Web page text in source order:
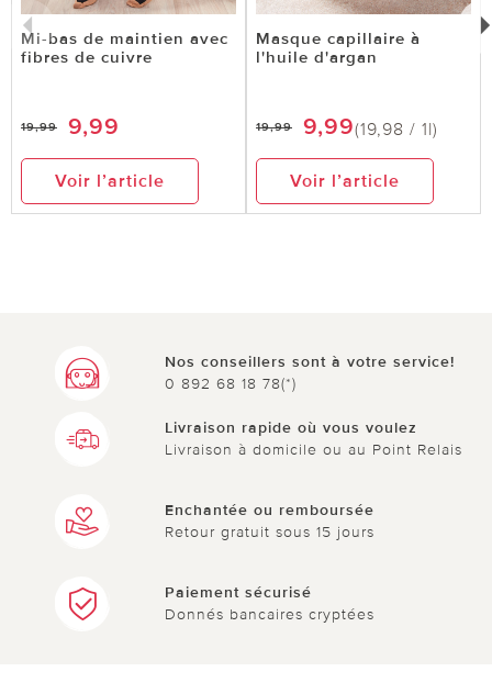
Mi-bas de maintien avec
fibres de cuivre
19,99 9,99
Voir l’article
Masque capillaire à
l'huile d'argan
19,99 9,99(19,98 / 1l)
Voir l’article
Nos conseillers sont à votre service!
0 892 68 18 78(*)
Livraison rapide où vous voulez
Livraison à domicile ou au Point Relais
Enchantée ou remboursée
Retour gratuit sous 15 jours
Paiement sécurisé
Donnés bancaires cryptées